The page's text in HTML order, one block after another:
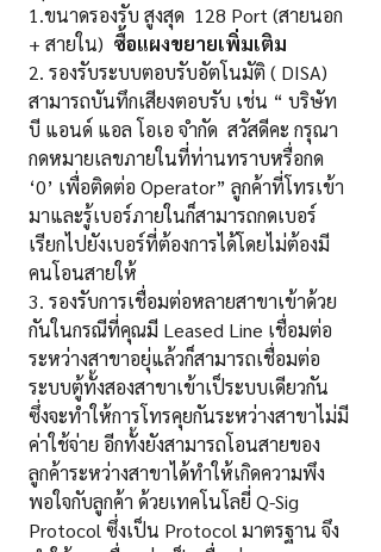
1.ขนาดรองรับ สูงสุด 128 Port (สายนอก
+ สายใน) ซื้อแผงขยายเพิ่มเติม
2. รองรับระบบตอบรับอัตโนมัติ ( DISA)
สามารถบันทึกเสียงตอบรับ เช่น “ บริษัท
บี แอนด์ แอล โอเอ จำกัด สวัสดีคะ กรุณา
กดหมายเลขภายในที่ท่านทราบหรื่อกด
‘0’ เพื่อติดต่อ Operator” ลูกค้าที่โทรเข้า
มาและรู้เบอร์ภายในก็สามารถกดเบอร์
เรียกไปยังเบอร์ที่ต้องการได้โดยไม่ต้องมี
คนโอนสายให้
3. รองรับการเชื่อมต่อหลายสาขาเข้าด้วย
กันในกรณีที่คุณมี Leased Line เชื่อมต่อ
ระหว่างสาขาอยุ่แล้วก็สามารถเชื่อมต่อ
ระบบตู้ทั้งสองสาขาเข้าเป็ระบบเดียวกัน
ซึ่งจะทำให้การโทรคุยกันระหว่างสาขาไม่มี
ค่าใช้จ่าย อีกทั้งยังสามารถโอนสายของ
ลูกค้าระหว่างสาขาได้ทำให้เกิดความพึง
พอใจกับลูกค้า ด้วยเทคโนโลยี่ Q-Sig
Protocol ซึ่งเป็น Protocol มาตรฐาน จึง